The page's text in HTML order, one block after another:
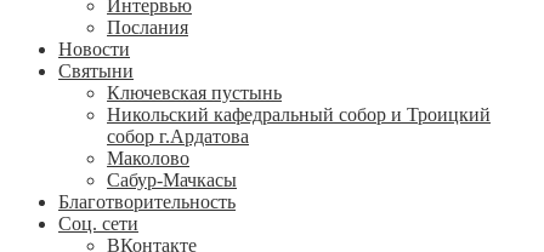
Интервью
Послания
Новости
Святыни
Ключевская пустынь
Никольский кафедральный собор и Троицкий
собор г.Ардатова
Маколово
Сабур-Мачкасы
Благотворительность
Соц. сети
ВКонтакте